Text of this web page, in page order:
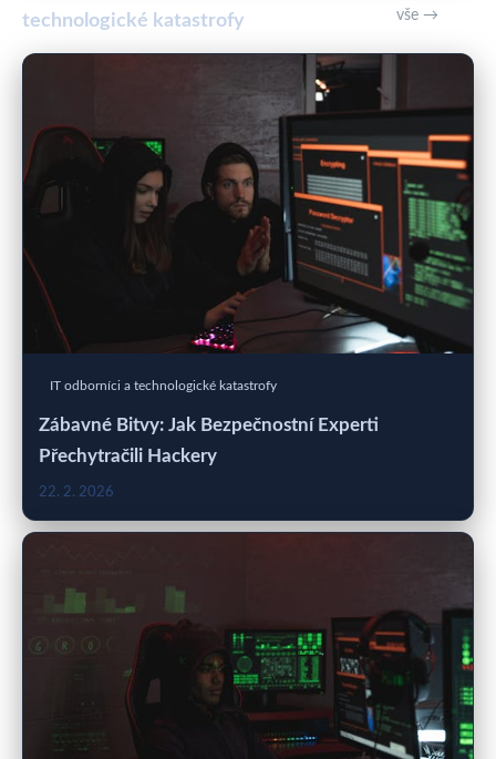
technologické katastrofy
vše →
IT odborníci a technologické katastrofy
Zábavné Bitvy: Jak Bezpečnostní Experti
Přechytračili Hackery
22. 2. 2026